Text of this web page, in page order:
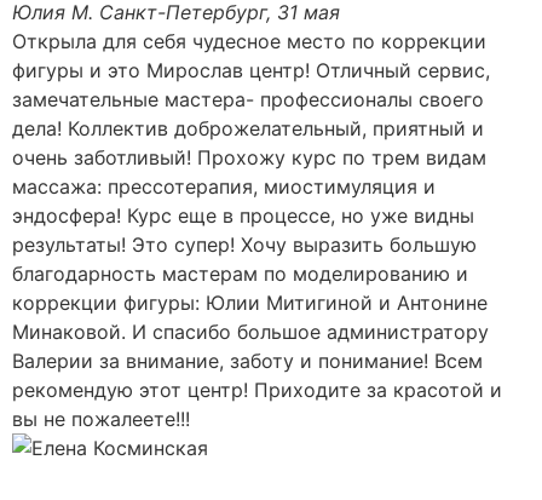
Юлия М. Санкт-Петербург, 31 мая
Открыла для себя чудесное место по коррекции
фигуры и это Мирослав центр! Отличный сервис,
замечательные мастера- профессионалы своего
дела! Коллектив доброжелательный, приятный и
очень заботливый! Прохожу курс по трем видам
массажа: прессотерапия, миостимуляция и
эндосфера! Курс еще в процессе, но уже видны
результаты! Это супер! Хочу выразить большую
благодарность мастерам по моделированию и
коррекции фигуры: Юлии Митигиной и Антонине
Минаковой. И спасибо большое администратору
Валерии за внимание, заботу и понимание! Всем
рекомендую этот центр! Приходите за красотой и
вы не пожалеете!!!